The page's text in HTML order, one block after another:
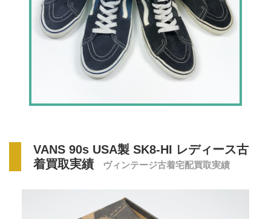
VANS 90s USA製 SK8-HI レディース古
着買取実績
ヴィンテージ古着宅配買取実績